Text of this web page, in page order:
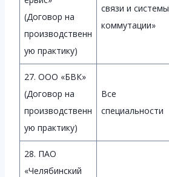
(Договор на
производственн
ую практику)
связи и системы
коммутации»
27. ООО «БВК»
(Договор на
производственн
ую практику)
Все
специальности
28. ПАО
«Челябинский